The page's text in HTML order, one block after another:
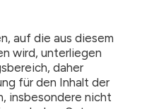
auf die aus diesem
wird, unterliegen
daher
für den Inhalt der
insbesondere nicht